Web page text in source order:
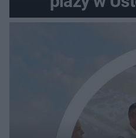
musiała